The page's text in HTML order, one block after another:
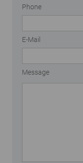
Phone
E-Mail
Message